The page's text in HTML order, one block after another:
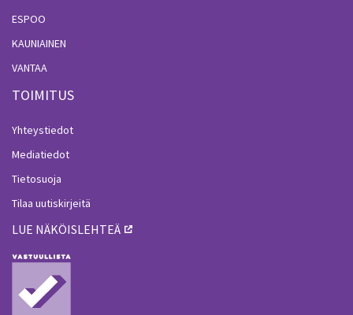
ESPOO
KAUNIAINEN
VANTAA
TOIMITUS
Yhteystiedot
Mediatiedot
Tietosuoja
Tilaa uutiskirjeitä
LUE NÄKÖISLEHTEÄ